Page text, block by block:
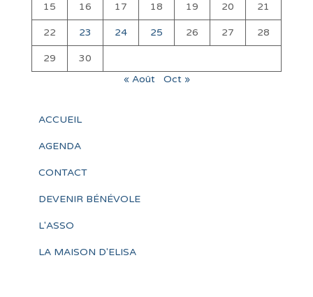
15 16 17 18 19 20 21
22 23 24 25 26 27 28
29
30
« Août
Oct »
ACCUEIL
AGENDA
CONTACT
DEVENIR BÉNÉVOLE
L'ASSO
LA MAISON D'ELISA